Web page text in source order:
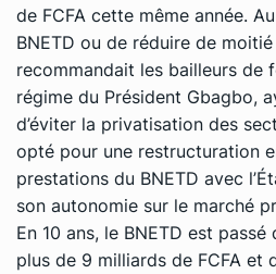
de FCFA cette même année.
BNETD ou de réduire de
recommandait les bailleurs de
régime du Président Gbagbo,
d’éviter la privatisation des
opté pour une restructuration
prestations du BNETD avec
son autonomie sur le marché
En 10 ans, le BNETD est
plus de 9 milliards de FCFA et